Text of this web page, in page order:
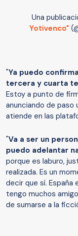
Una
Yotivenco"
"Ya puedo
tercera y cuarta
Estoy a punto de
anunciando de
atiende en las
"Va a ser un
puedo adelantar
porque es laburo,
realizada. Es un
decir que sí. España
tengo muchos
de sumarse a la